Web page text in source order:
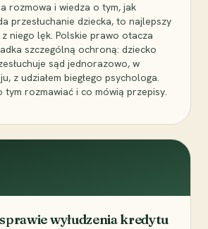
rozmowa i wiedza o tym, jak
przesłuchanie dziecka, to najlepszy
niego lęk. Polskie prawo otacza
szczególną ochroną: dziecko
sąd jednorazowo, w
z udziałem biegłego psychologa.
tym rozmawiać i co mówią przepisy.
wyłudzenia kredytu